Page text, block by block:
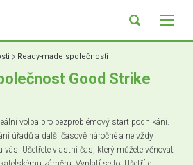
Ready-made společnosti
Good Strike
volba pro bezproblémový start podnikání.
úřadů a další časově náročné a ne vždy
Ušetřete vlastní čas, který můžete věnovat